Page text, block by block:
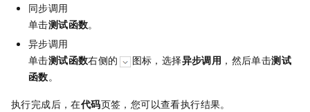
同步调用
单击测试函数。
异步调用
单击测试函数右侧的 图标，选择异步调用 ，然后单击测试
函数。
执行完成后，在代码页签，您可以查看执行结果。